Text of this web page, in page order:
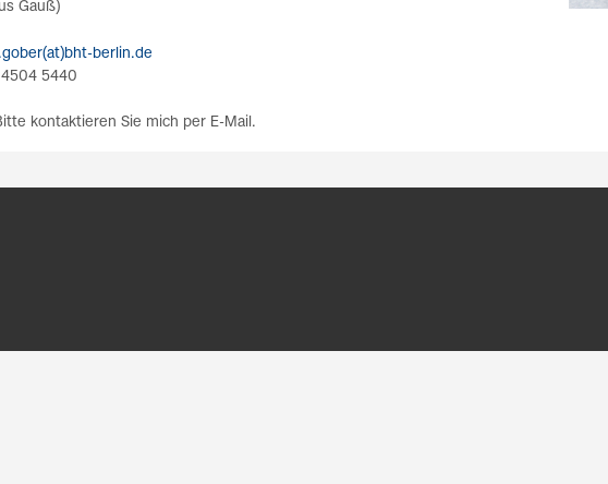
Gauß)
berlin.de
4504 5440
kontaktieren Sie mich per E-Mail.